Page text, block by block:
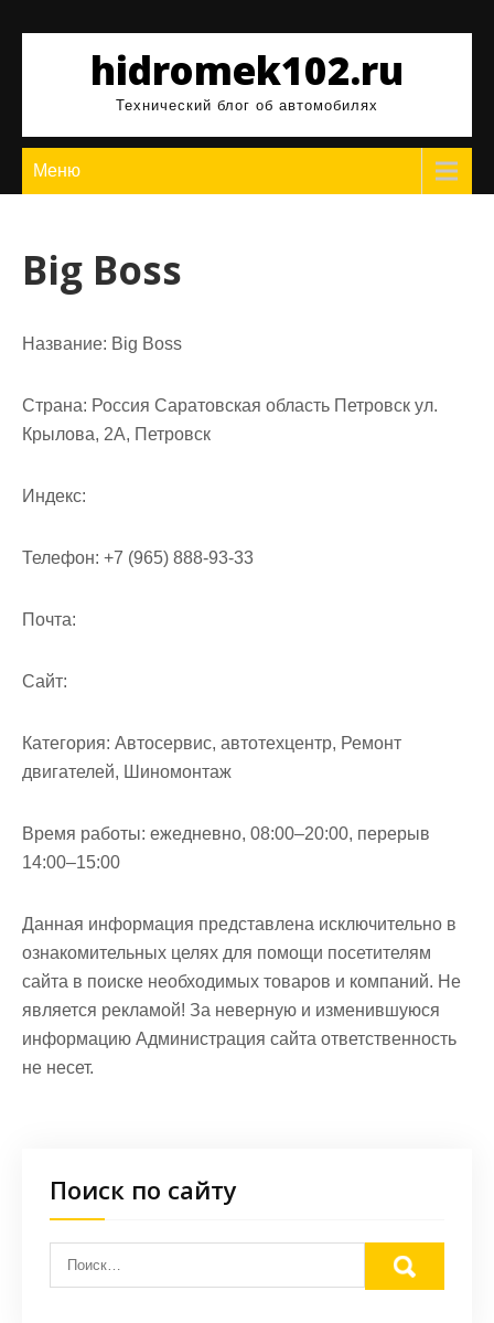
содержимомуhidromek102.ru
Технический блог об автомобилях
Меню
Big Boss
Название: Big Boss
Страна: Россия Саратовская область Петровск ул.
Крылова, 2А, Петровск
Индекс:
Телефон: +7 (965) 888-93-33
Почта:
Cайт:
Категория: Автосервис, автотехцентр, Ремонт
двигателей, Шиномонтаж
Время работы: ежедневно, 08:00–20:00, перерыв
14:00–15:00
Данная информация представлена исключительно в
ознакомительных целях для помощи посетителям
сайта в поиске необходимых товаров и компаний. Не
является рекламой! За неверную и изменившуюся
информацию Администрация сайта ответственность
не несет.
Поиск по сайту